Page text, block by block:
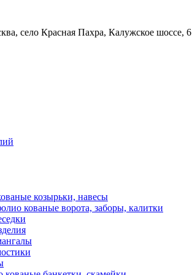
село Красная Пахра, Калужское шоссе, 6
козырьки, навесы
кованые ворота, заборы, калитки